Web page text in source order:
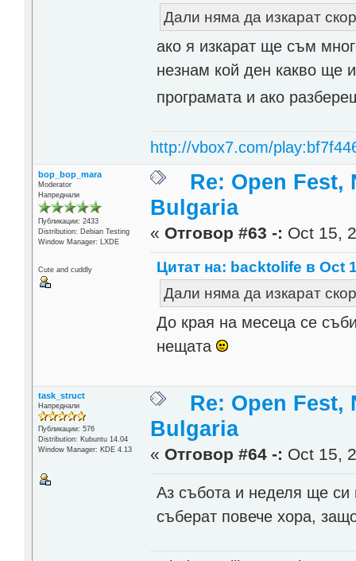
Дали няма да изкарат
ако я изкарат ще съм
незнам кой ден какво ще
програмата и ако
http://vbox7.com/
bop_bop_mara
Moderator
Напреднали
Публикации: 2433
Distribution: Debian Testing
Window Manager: LXDE
Cute and cuddly
Re: Open Fest,
Bulgaria
« Отговор #63 -: Oct 15,
Цитат на: backtolife в Oct
Дали няма да изкарат
До края на месеца се
нещата
task_struct
Напреднали
Публикации: 576
Distribution: Kubuntu 14.04
Window Manager: KDE 4.13
Re: Open Fest,
Bulgaria
« Отговор #64 -: Oct 15,
Аз събота и неделя ще си
съберат повече хора,